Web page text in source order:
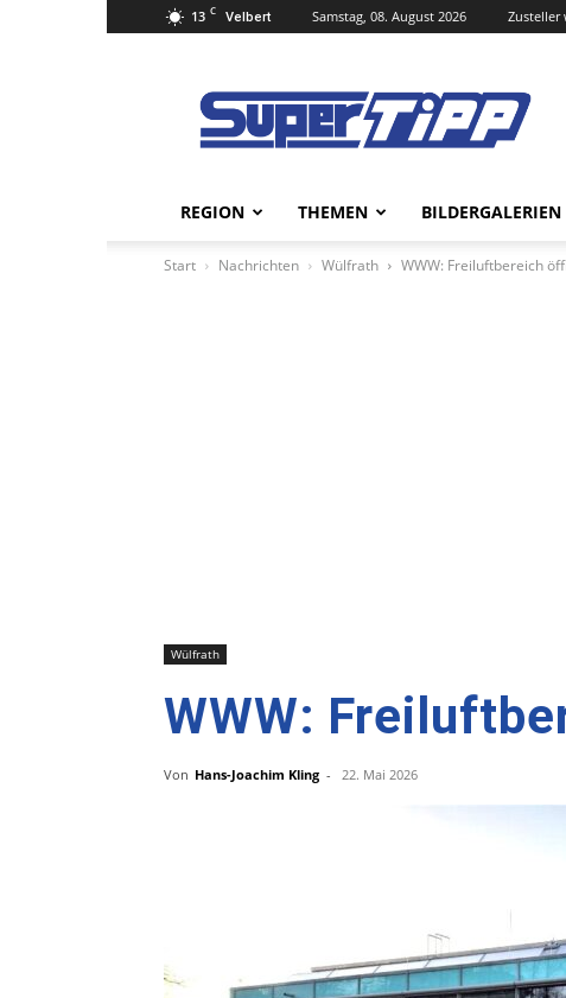
13 C Velbert Samstag, 08. August 2026 Zusteller
Tipp
Online
REGION THEMEN BILDERGALERIEN
Start Nachrichten Wülfrath WWW: Freiluftbereich
Wülfrath
WWW:
Von Hans-Joachim Kling - 22. Mai 2026